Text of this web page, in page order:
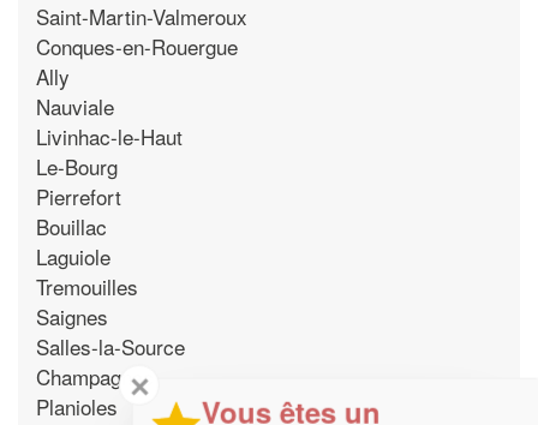
Saint-Martin-Valmeroux
Conques-en-Rouergue
Ally
Nauviale
Livinhac-le-Haut
Le-Bourg
Pierrefort
Bouillac
Laguiole
Tremouilles
Saignes
Salles-la-Source
Champagnac
Planioles
✕
Vous êtes un